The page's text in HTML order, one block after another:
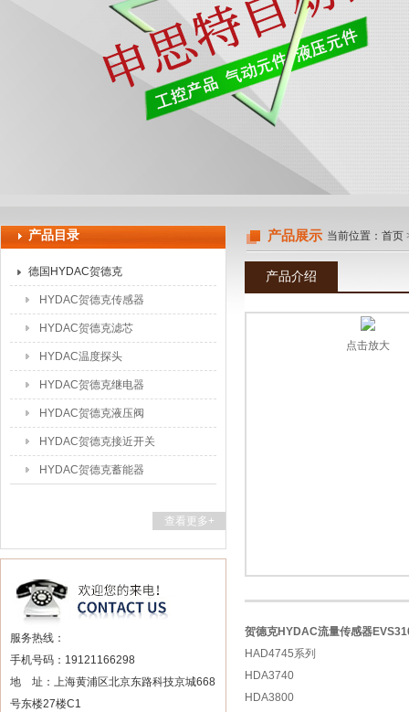
产品目录
德国HYDAC贺德克
HYDAC贺德克传感器
HYDAC贺德克滤芯
HYDAC温度探头
HYDAC贺德克继电器
HYDAC贺德克液压阀
HYDAC贺德克接近开关
HYDAC贺德克蓄能器
查看更多+
服务热线：
手机号码：19121166298
地 址：上海黄浦区北京东路科技京城668
号东楼27楼C1
产品展示 当前位置： 首页
产品介绍
点击放大
贺德克HYDAC流量传感器
HAD4745系列
HDA3740
HDA3800